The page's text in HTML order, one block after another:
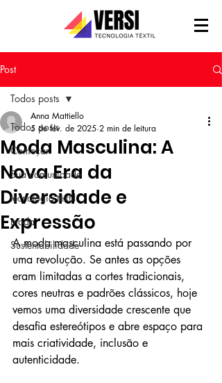
Post
Todos posts
Começar
Sua comunidade
tecnologia têxtil
moda
Sustentabilidade
Todos posts
Moda Masculina: A
Nova Era da
Diversidade e
Expressão
Anna Mattiello
5 de fev. de 2025 2 min de leitura
A moda masculina está passando por
uma revolução. Se antes as opções
eram limitadas a cortes tradicionais,
cores neutras e padrões clássicos, hoje
vemos uma diversidade crescente que
desafia estereótipos e abre espaço para
mais criatividade, inclusão e
autenticidade.